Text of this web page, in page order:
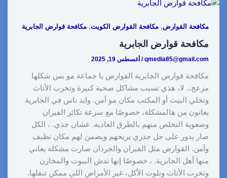
مكافحة القوارض,مكافحة القوارض الكويت,مكافحة قوارض الجابرية
مكافحة قوارض الجابرية
qmedia85@gmail.com
/ أغسطس 19, 2025
مكافحة قوارض الجابرية القوارض يا جماعة مو بس شكلها
مزعج،. لا، هذي تسبب مشاكل صحية كبيرة وتخرب الأثاث
وتخلي البيت أو المكتب مكان مو آمن. وايد ناس في الجابرية
يعانون من هالمشكلة، خصوصًا مع سرعة تكاثر الفيران
وصعوبة التخلص منهم بالطرق العادية. عشان جذي. ، الكل
صار يدور على حل جذري يريحهم ويضمن لهم مكان نظيف
وآمن. القوارض مثل الفيران والجرذان صارت مشكله يعاني
منها أهل الجابرية. ، خصوصًا إنها تدش البيوت والمخازن
وتخرب الأثاث وتلوث الأكل، غير الأمراض اللي ممكن تنقلها.